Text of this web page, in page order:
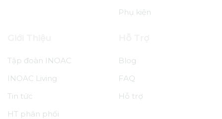
Phụ kiện
Tập đoàn INOAC
INOAC Living
Tin tức
HT phân phối
Blog
FAQ
Hỗ trợ